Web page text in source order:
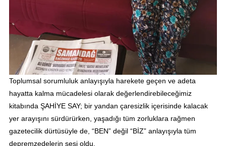
Toplumsal sorumluluk anlayışıyla harekete geçen ve adeta
hayatta kalma mücadelesi olarak değerlendirebileceğimiz
kitabında ŞAHİYE SAY; bir yandan çaresizlik içerisinde kalacak
yer arayışını sürdürürken, yaşadığı tüm zorluklara rağmen
gazetecilik dürtüsüyle de, “BEN” değil “BİZ” anlayışıyla tüm
depremzedelerin sesi oldu.